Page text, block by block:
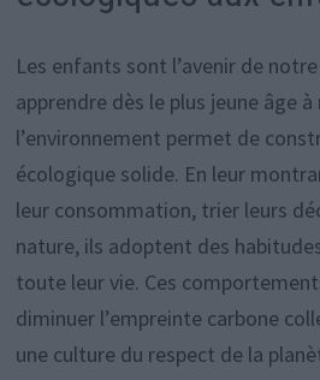
Les enfants sont l’avenir de
apprendre dès le plus jeune âge
l’environnement permet de
écologique solide. En leur
leur consommation, trier leurs
nature, ils adoptent des
toute leur vie. Ces
diminuer l’empreinte carbone
une culture du respect de la